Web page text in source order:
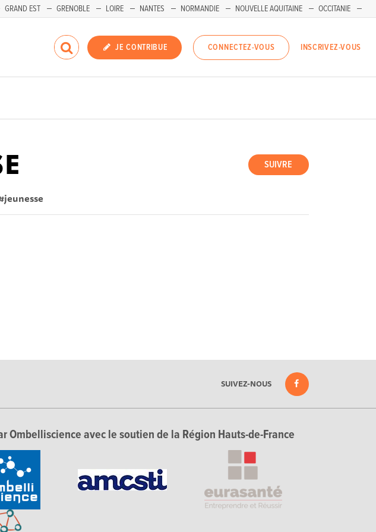
GRAND EST GRENOBLE LOIRE NANTES NORMANDIE NOUVELLE AQUITAINE
OCCITANIE
JE CONTRIBUE CONNECTEZ-VOUS INSCRIVEZ-VOUS
SUIVRE
SUIVEZ-NOUS
Ombelliscience avec le soutien de la Région Hauts-de-France